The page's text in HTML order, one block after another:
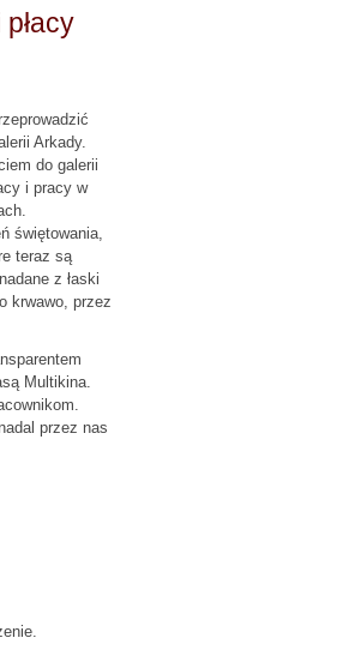
Arkady.
do galerii
i pracy w
świętowania,
teraz są
z łaski
krwawo, przez
Multikina.
przez nas